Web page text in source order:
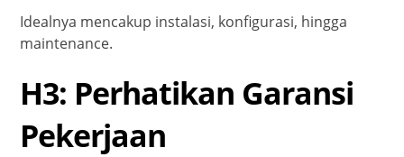
Idealnya mencakup instalasi, konfigurasi, hingga
maintenance.
H3: Perhatikan Garansi
Pekerjaan